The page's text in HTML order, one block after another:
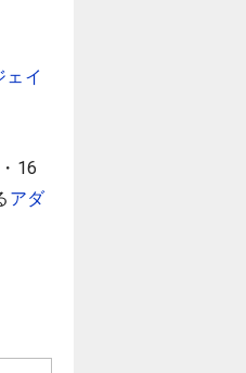
ェイ
16
アダ